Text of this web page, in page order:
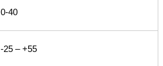
0-40
-25 – +55